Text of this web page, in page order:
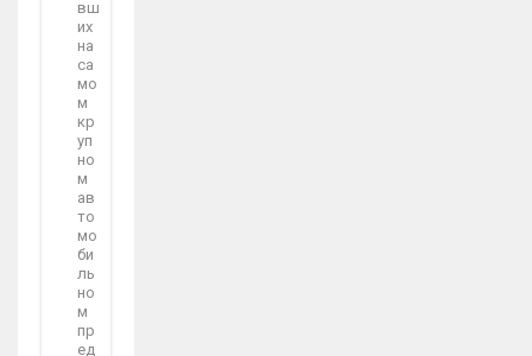
вш
их
на
са
мо
м
кр
уп
но
м
ав
то
мо
би
ль
но
м
пр
ед